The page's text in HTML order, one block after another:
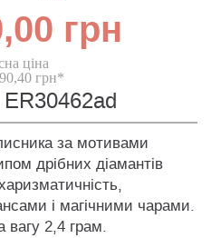
грн
ціна
грн*
ER30462ad
за мотивами
дрібних діамантів
і магічними чарами.
вагу 2,4 грам.